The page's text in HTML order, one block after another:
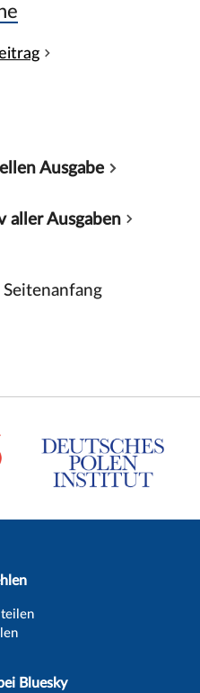
Ausgabe
aller Ausgaben
teilen
Bluesky